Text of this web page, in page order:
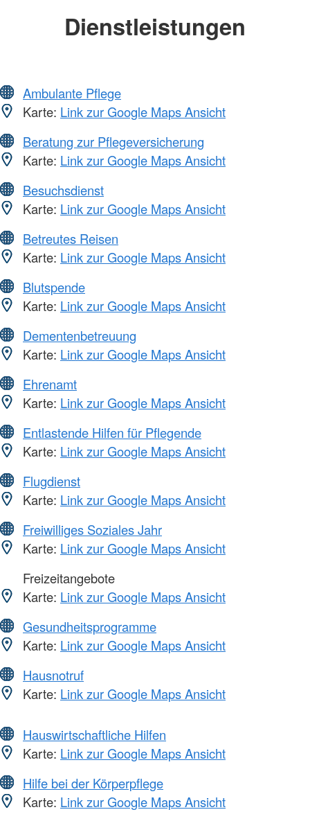
Dienstleistungen
Ambulante Pflege
Karte: Link zur Google Maps Ansicht
Beratung zur Pflegeversicherung
Karte: Link zur Google Maps Ansicht
Besuchsdienst
Karte: Link zur Google Maps Ansicht
Betreutes Reisen
Karte: Link zur Google Maps Ansicht
Blutspende
Karte: Link zur Google Maps Ansicht
Dementenbetreuung
Karte: Link zur Google Maps Ansicht
Ehrenamt
Karte: Link zur Google Maps Ansicht
Entlastende Hilfen für Pflegende
Karte: Link zur Google Maps Ansicht
Flugdienst
Karte: Link zur Google Maps Ansicht
Freiwilliges Soziales Jahr
Karte: Link zur Google Maps Ansicht
Freizeitangebote
Karte: Link zur Google Maps Ansicht
Gesundheitsprogramme
Karte: Link zur Google Maps Ansicht
Hausnotruf
Karte: Link zur Google Maps Ansicht
Hauswirtschaftliche Hilfen
Karte: Link zur Google Maps Ansicht
Hilfe bei der Körperpflege
Karte: Link zur Google Maps Ansicht